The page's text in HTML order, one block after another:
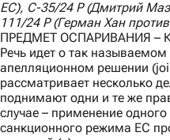
ЕС), C-35/24 P(Дмитрий
111/24 P(Герман Хан
ПРЕДМЕТ ОСПАРИВАНИЯ –
Речь идет о так
апелляционном решении
рассматривает несколько
поднимают одни и те же
случае – применение
санкционного режима ЕС